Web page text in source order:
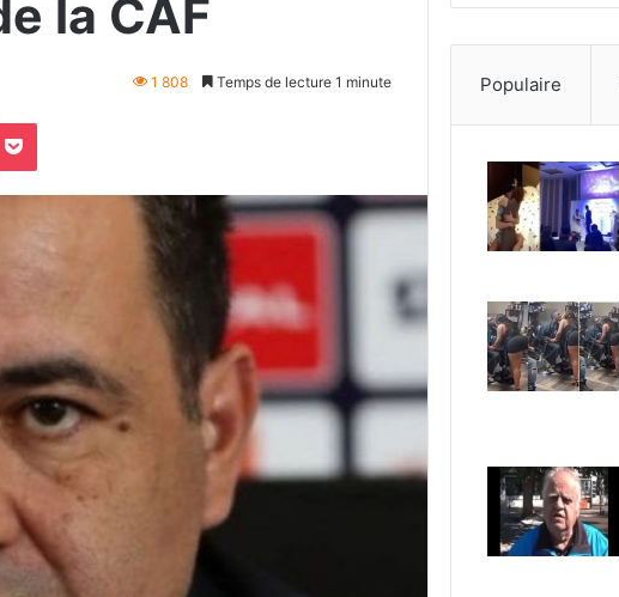
la CAF
1 808 Temps de lecture 1 minute
Pocket
Populaire